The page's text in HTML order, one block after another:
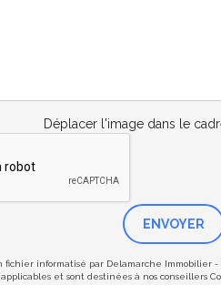
Déplacer l'image dans le
ENVOYER
informatisé par Delamarche
et sont destinées à nos conseillers